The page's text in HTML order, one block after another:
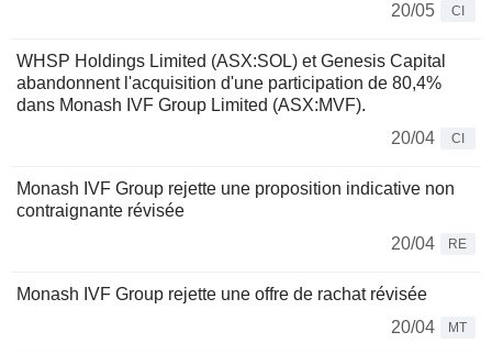
20/05
CI
WHSP Holdings Limited (ASX:SOL) et Genesis Capital
abandonnent l'acquisition d'une participation de 80,4%
dans Monash IVF Group Limited (ASX:MVF).
20/04
CI
Monash IVF Group rejette une proposition indicative non
contraignante révisée
20/04
RE
Monash IVF Group rejette une offre de rachat révisée
20/04
MT